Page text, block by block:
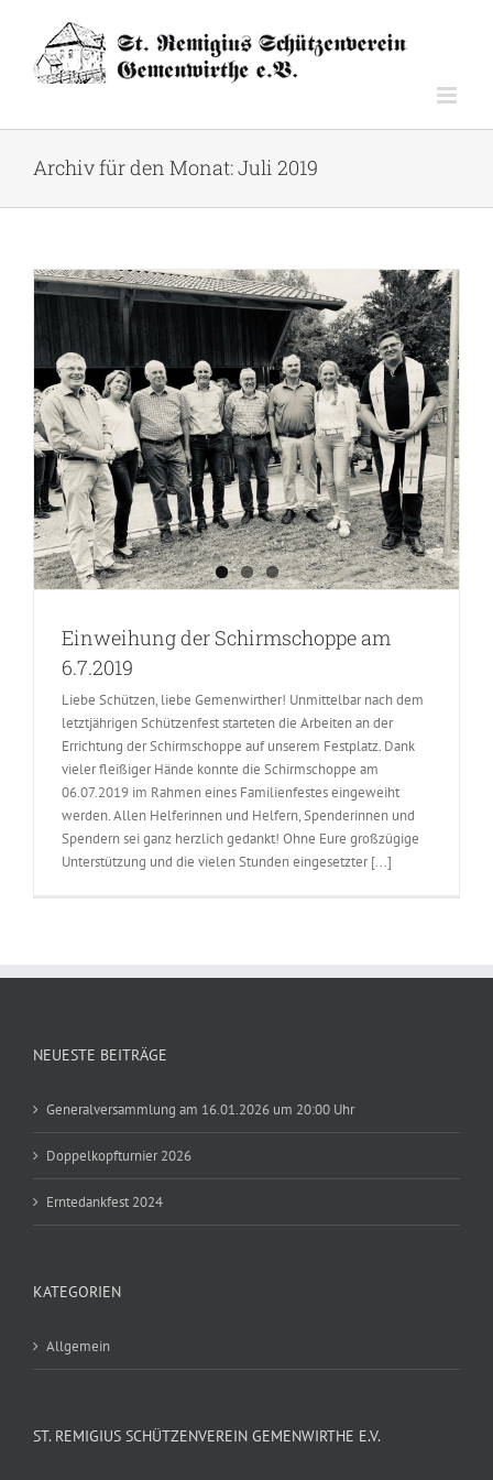
springen
Archiv für den Monat:Juli 2019
Einweihung der Schirmschoppe am
6.7.2019
Liebe Schützen, liebe Gemenwirther! Unmittelbar nach dem
letztjährigen Schützenfest starteten die Arbeiten an der
Errichtung der Schirmschoppe auf unserem Festplatz. Dank
vieler fleißiger Hände konnte die Schirmschoppe am
06.07.2019 im Rahmen eines Familienfestes eingeweiht
werden. Allen Helferinnen und Helfern, Spenderinnen und
Spendern sei ganz herzlich gedankt! Ohne Eure großzügige
Unterstützung und die vielen Stunden eingesetzter [...]
NEUESTE BEITRÄGE
Generalversammlung am 16.01.2026 um 20:00 Uhr
Doppelkopfturnier 2026
Erntedankfest 2024
KATEGORIEN
Allgemein
ST. REMIGIUS SCHÜTZENVEREIN GEMENWIRTHE E.V.